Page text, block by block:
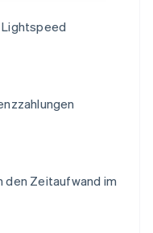
den Zeitaufwand im